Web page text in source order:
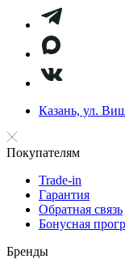
Казань, ул.
Покупателям
Trade-in
Гарантия
Обратная связь
Бонусная
Бренды